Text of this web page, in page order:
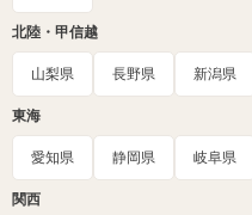
北陸・甲信越
山梨県 長野県 新潟県
東海
愛知県 静岡県 岐阜県
関西